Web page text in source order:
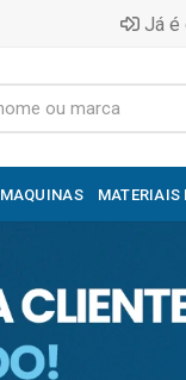
Já é
MAQUINAS MATERIAIS